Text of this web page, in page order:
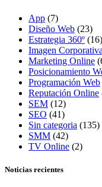
App (7)
Diseño Web (23)
Estrategia 360º (16)
Imagen Corporativa
Marketing Online
Posicionamiento
Programación Web
Reputación Online
SEM (12)
SEO (41)
Sin categoria (135)
SMM (42)
TV Online (2)
Noticias recientes